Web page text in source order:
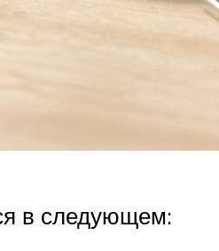
в следующем: